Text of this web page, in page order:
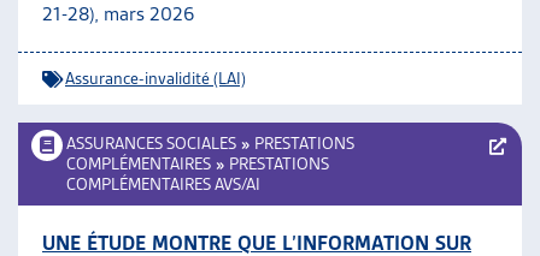
21-28), mars 2026
Assurance-invalidité (LAI)
ASSURANCES SOCIALES » PRESTATIONS
COMPLÉMENTAIRES » PRESTATIONS
COMPLÉMENTAIRES AVS/AI
UNE ÉTUDE MONTRE QUE L’INFORMATION SUR